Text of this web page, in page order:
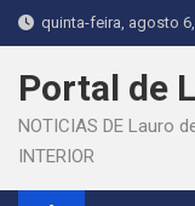
Skip
to
content
quinta-feira, agosto
Portal de
NOTICIAS DE Lauro
INTERIOR